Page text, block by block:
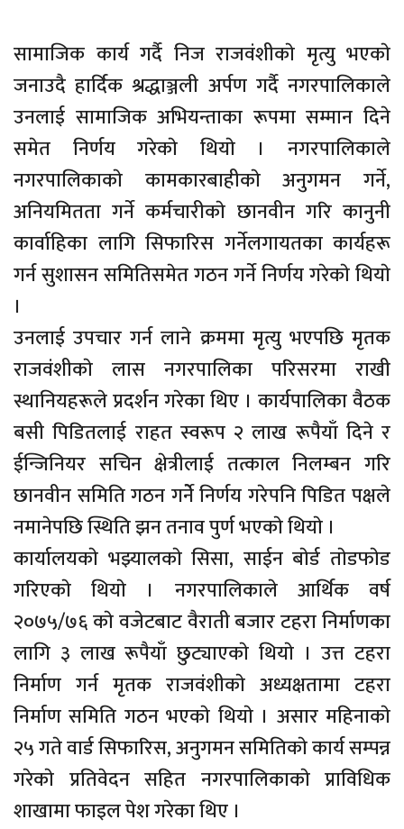
सामाजिक कार्य गर्दै निज राजवंशीकाे मृत्यु भएकाे
जनाउदै हार्दिक श्रद्धाञ्जली अर्पण गर्दै नगरपालिकाले
उनलाई सामाजिक अभियन्ताका रूपमा सम्मान दिने
समेत निर्णय गरेकाे थियाे । नगरपालिकाले
नगरपालिकाकाे कामकारबाहीकाे अनुगमन गर्ने,
अनियमितता गर्ने कर्मचारीकाे छानवीन गरि कानुनी
कार्वाहिका लागि सिफारिस गर्नेलगायतका कार्यहरू
गर्न सुशासन समितिसमेत गठन गर्ने निर्णय गरेकाे थियाे
।
उनलाई उपचार गर्न लाने क्रममा मृत्यु भएपछि मृतक
राजवंशीकाे लास नगरपालिका परिसरमा राखी
स्थानियहरूले प्रदर्शन गरेका थिए । कार्यपालिका वैठक
बसी पिडितलाई राहत स्वरूप २ लाख रूपैयाँ दिने र
ईन्जिनियर सचिन क्षेत्रीलाई तत्काल निलम्बन गरि
छानवीन समिति गठन गर्नेे निर्णय गरेपनि पिडित पक्षले
नमानेपछि स्थिति झन तनाव पुर्ण भएकाे थियाे ।
कार्यालयकाे भझ्यालकाे सिसा, साईन बाेर्ड ताेडफाेड
गरिएकाे थियाे । नगरपालिकाले आर्थिक वर्ष
२०७५/७६ काे वजेटबाट वैराती बजार टहरा निर्माणका
लागि ३ लाख रूपैयाँ छुट्याएकाे थियाे । उत्त टहरा
निर्माण गर्न मृतक राजवंशीकाे अध्यक्षतामा टहरा
निर्माण समिति गठन भएकाे थियाे । असार महिनाकाे
२५ गते वार्ड सिफारिस, अनुगमन समितिकाे कार्य सम्पन्न
गरेकाे प्रतिवेदन सहित नगरपालिकाकाे प्राविधिक
शाखामा फाइल पेश गरेका थिए ।